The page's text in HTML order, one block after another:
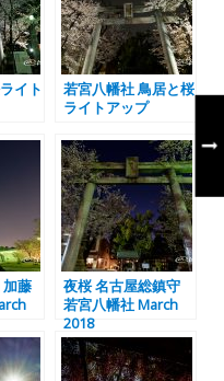
イト
若宮八幡社 鳥居と桜
ライトアップ
加藤
夜桜 名古屋総鎮守
若宮八幡社 March
2018